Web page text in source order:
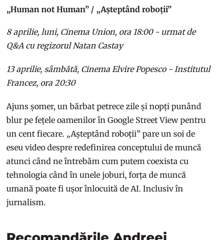
„Human not Human” / „Așteptând roboții”
8 aprilie, luni, Cinema Union, ora 18:00 - urmat de
Q&A cu regizorul Natan Castay
13 aprilie, sâmbătă, Cinema Elvire Popesco - Institutul
Francez, ora 20:30
Ajuns șomer, un bărbat petrece zile și nopți punând
blur pe fețele oamenilor în Google Street View pentru
un cent fiecare. „Așteptând roboții” pare un soi de
eseu video despre redefinirea conceptului de muncă
atunci când ne întrebăm cum putem coexista cu
tehnologia când în unele joburi, forța de muncă
umană poate fi ușor înlocuită de AI. Inclusiv în
jurnalism.